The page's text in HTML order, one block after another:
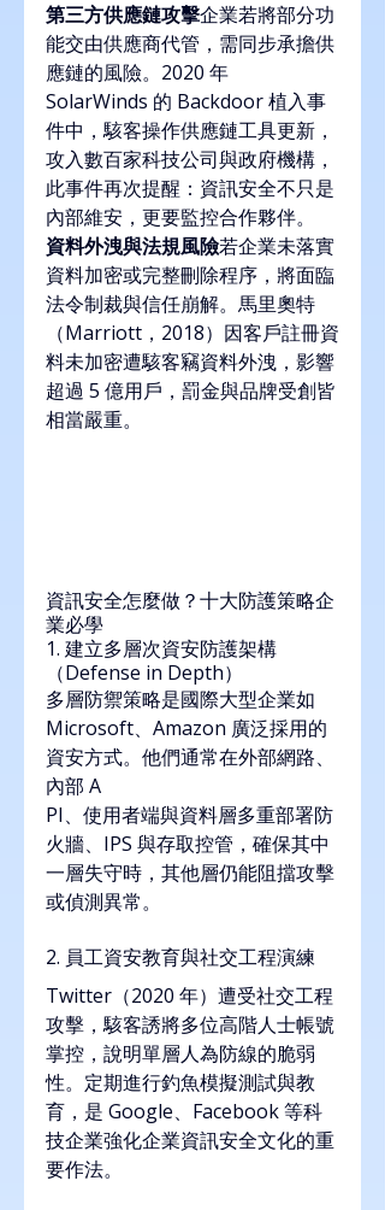
第三方供應鏈攻擊企業若將部分功
能交由供應商代管，需同步承擔供
應鏈的風險。2020 年
SolarWinds 的 Backdoor 植入事
件中，駭客操作供應鏈工具更新，
攻入數百家科技公司與政府機構，
此事件再次提醒：資訊安全不只是
內部維安，更要監控合作夥伴。
資料外洩與法規風險若企業未落實
資料加密或完整刪除程序，將面臨
法令制裁與信任崩解。馬里奧特
（Marriott，2018）因客戶註冊資
料未加密遭駭客竊資料外洩，影響
超過 5 億用戶，罰金與品牌受創皆
相當嚴重。
資訊安全怎麼做？十大防護策略企
業必學
1. 建立多層次資安防護架構
（Defense in Depth）
多層防禦策略是國際大型企業如
Microsoft、Amazon 廣泛採用的
資安方式。他們通常在外部網路、
內部 A
PI、使用者端與資料層多重部署防
火牆、IPS 與存取控管，確保其中
一層失守時，其他層仍能阻擋攻擊
或偵測異常。
2. 員工資安教育與社交工程演練
Twitter（2020 年）遭受社交工程
攻擊，駭客誘將多位高階人士帳號
掌控，說明單層人為防線的脆弱
性。定期進行釣魚模擬測試與教
育，是 Google、Facebook 等科
技企業強化企業資訊安全文化的重
要作法。